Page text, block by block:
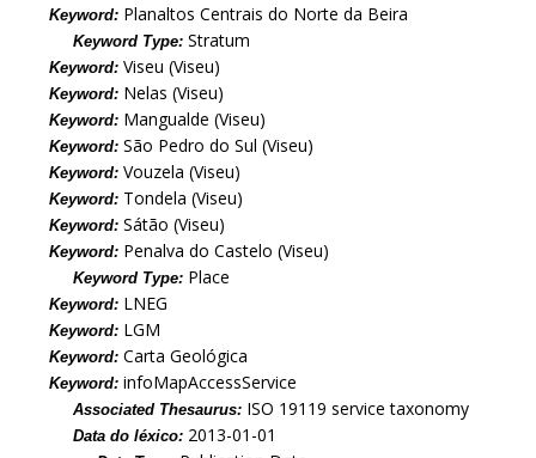
Keyword: Planaltos Centrais do Norte da Beira
Keyword Type:Stratum
Keyword:Viseu (Viseu)
Keyword: Nelas (Viseu)
Keyword: Mangualde (Viseu)
Keyword:São Pedro do Sul (Viseu)
Keyword:Vouzela (Viseu)
Keyword: Tondela (Viseu)
Keyword:Sátão (Viseu)
Keyword: Penalva do Castelo (Viseu)
Keyword Type: Place
Keyword: LNEG
Keyword: LGM
Keyword:Carta Geológica
Keyword:infoMapAccessService
Associated Thesaurus: ISO 19119 service taxonomy
Data do léxico: 2013-01-01